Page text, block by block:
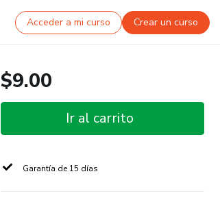
Acceder a mi curso Crear un curso
$9.00
Ir al carrito
Garantía de 15 días